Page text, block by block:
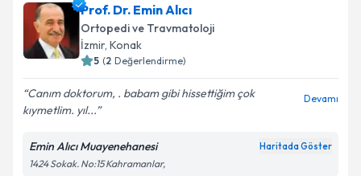
Op. Dr. Levent Tadiçin randevu takvimi talebi
oluşturun. Size bu uzmandan randevu almanız için bir
takvim hazırlandığında e-posta ile bilgilendireceğiz.
Kişisel verilerimin işlenmesine ilişkin
Aydınlatma
Metni'ni okudum ve kişisel verilerimin belirtilen
Prof. Dr. Emin Alıcı
Ortopedi ve Travmatoloji
İzmir, Konak
5 (2 Değerlendirme)
Canım doktorum, . babam gibi hissettiğim çok
kıymetlim. yıl...
Devamı
Emin Alıcı Muayenehanesi Haritada Göster
1424 Sokak. No:15 Kahramanlar,